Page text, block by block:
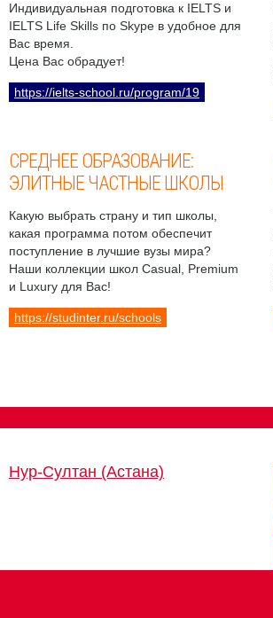
Индивидуальная подготовка к IELTS и
IELTS Life Skills по Skype в удобное для
Вас время.
Цена Вас обрадует!
https://ielts-school.ru/program/19
СРЕДНЕЕ ОБРАЗОВАНИЕ:
ЭЛИТНЫЕ ЧАСТНЫЕ ШКОЛЫ
Какую выбрать страну и тип школы,
какая программа потом обеспечит
поступление в лучшие вузы мира?
Наши коллекции школ Casual, Premium
и Luxury для Вас!
https://studinter.ru/schools
Нур-Султан (Астана)